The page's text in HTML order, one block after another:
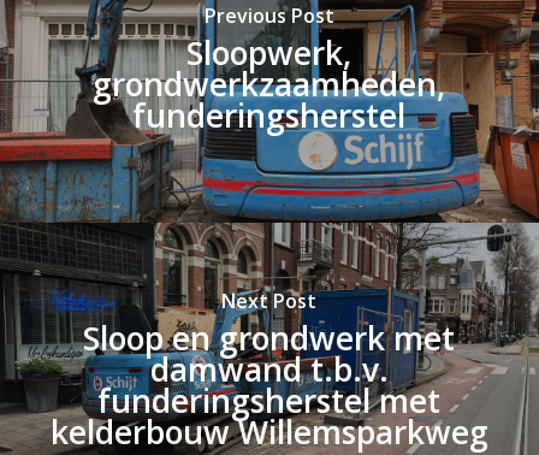
Previous Post
Sloopwerk,
grondwerkzaamheden,
funderingsherstel
Next Post
Sloop en grondwerk met
damwand t.b.v.
funderingsherstel met
kelderbouw Willemsparkweg